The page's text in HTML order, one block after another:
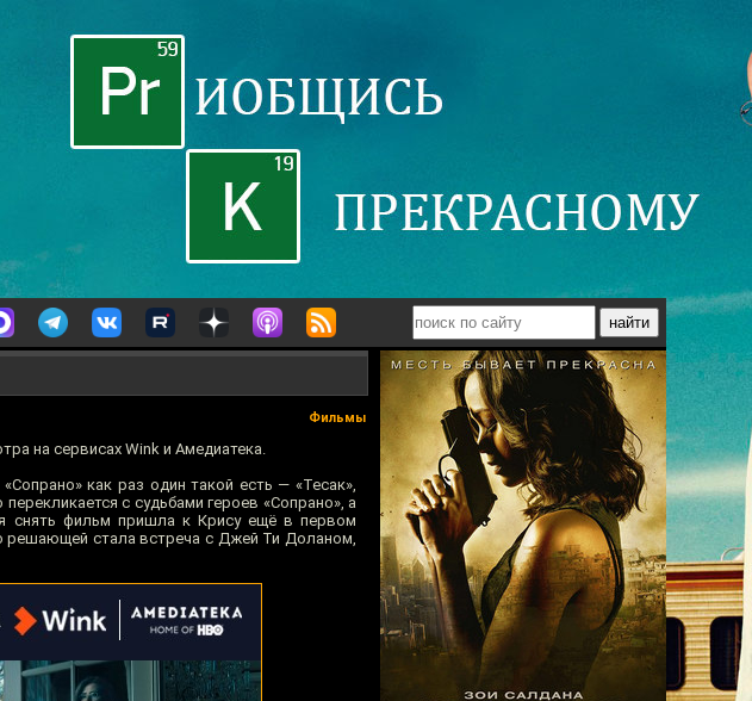
Фильмы
на сервисах Wink и Амедиатека.
как раз один такой есть — «Тесак»,
с судьбами героев «Сопрано», а
снять фильм пришла к Крису ещё в первом
решающей стала встреча с Джей Ти Доланом,